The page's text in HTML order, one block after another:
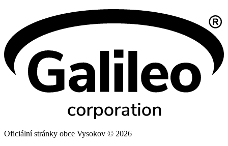
Oficiální stránky obce Vysokov © 2026